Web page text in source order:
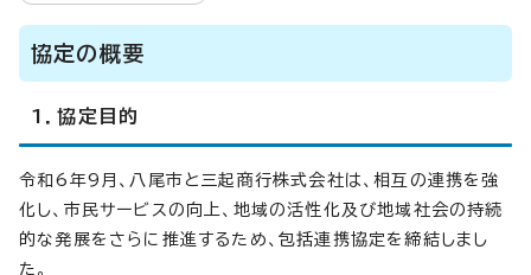
協定の概要
1．協定目的
令和6年9月、八尾市と三起商行株式会社は、相互の連携を強
化し、市民サービスの向上、地域の活性化及び地域社会の持続
的な発展をさらに推進するため、包括連携協定を締結しまし
た。